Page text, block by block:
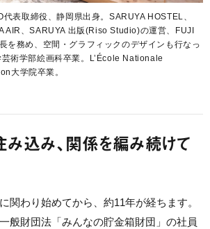
表取締役、静岡県出身。SARUYA HOSTEL、
AIR、SARUYA 出版(Riso Studio)の運営、FUJI
を務め、空間・グラフィックのデザインも行なっ
術学部絵画科卒業。L’École Nationale
大学院卒業。
み込み、関係を編み続けて
関わり始めてから、約11年が経ちます。
般財団法「みんなの貯金箱財団」の社員